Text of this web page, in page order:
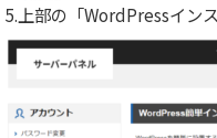
5.上部の「WordPressイン